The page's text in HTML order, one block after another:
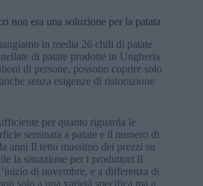
non era una soluzione per la patata
in media 26 chili di patate
di patate prodotte in Ungheria
di persone, possono coprire solo
senza esigenze di ristorazione
per quanto riguarda le
seminata a patate e il numero di
anni Il tetto massimo dei prezzi su
la situazione per i produttori Il
di novembre, e a differenza di
solo a una varietà specifica ma a